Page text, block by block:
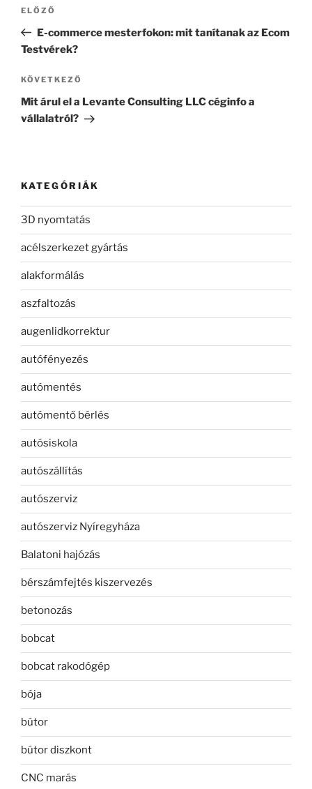
Korábbi
bejegyzés
ELŐZŐ
E-commerce mesterfokon: mit tanítanak az Ecom
Testvérek?
Következő
bejegyzés
KÖVETKEZŐ
Mit árul el a Levante Consulting LLC céginfo a
vállalatról?
KATEGÓRIÁK
3D nyomtatás
acélszerkezet gyártás
alakformálás
aszfaltozás
augenlidkorrektur
autófényezés
autómentés
autómentő bérlés
autósiskola
autószállítás
autószerviz
autószerviz Nyíregyháza
Balatoni hajózás
bérszámfejtés kiszervezés
betonozás
bobcat
bobcat rakodógép
bója
bútor
bútor diszkont
CNC marás